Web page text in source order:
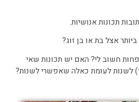
אצל בת או בן זוג?
חשוב לי? האם יש תכונות שאי
לעומת כאלה שאפשרי לשנות?